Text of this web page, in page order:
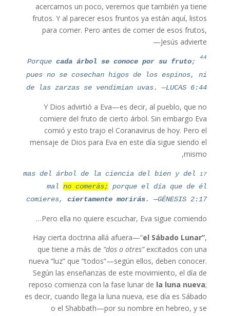
acercamos un poco, veremos que también ya tiene
frutos. Y al parecer esos fruntos ya están aquí, listos
para comer. Pero antes de comer de esos frutos,
Jesús advierte—
44
cada árbol se conoce por su fruto;
pues no se cosechan higos de los espinos, ni
de las zarzas se vendimian uvas. —LUCAS 6:44
Y Dios advirtió a Eva—es decir, al pueblo, que no
comiere del fruto de cierto árbol. Sin embargo Eva
comió y esto trajo el Coranavirus de hoy. Pero el
mensaje de Dios para Eva en este día sigue siendo el
mismo,
mas del árbol de la ciencia del bien y del
malno comerás;
porque el día que de él
comieres,ciertamente morirás. —GÉNESIS 2:17
Pero ella no quiere escuchar, Eva sigue comiendo…
Hay cierta doctrina allá afuera—”el Sábado Lunar”,
que tiene a más de “dos o otres”excitados con una
nueva “luz” que “todos”—según ellos, deben conocer.
Según las enseñanzas de este movimiento, el día de
reposo comienza con la fase lunar de la luna nueva;
es decir, cuando llega la luna nueva, ese día es Sábado
o el Shabbath—por su nombre en hebreo, y se